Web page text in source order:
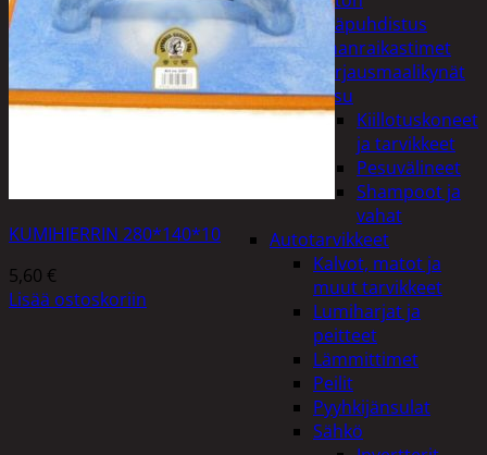
sisäpuhdistus
Ilmanraikastimet
Korjausmaalikynät
Pesu
Kiillotuskoneet
ja tarvikkeet
Pesuvälineet
Shampoot ja
vahat
Autotarvikkeet
Kalvot, matot ja
muut tarvikkeet
Lumiharjat ja
peitteet
Lämmittimet
Peilit
Pyyhkijänsulat
Sähkö
KUMIHIERRIN 280*140*10
5,60 €
Lisää ostoskoriin